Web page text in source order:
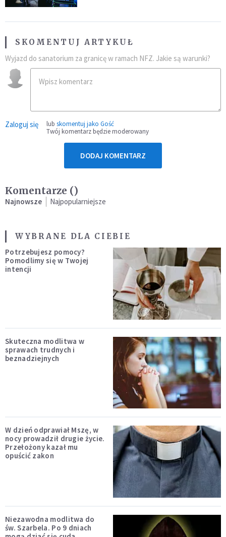
SKOMENTUJ ARTYKUŁ
Wyjazd do sanatorium za granicę w ramach NFZ. Jakie są warunki?
Zaloguj się lub skomentuj jako Gość
Twój komentarz będzie moderowany
DODAJ KOMENTARZ
Komentarze ()
Najnowsze Najpopularniejsze
WYBRANE DLA CIEBIE
Potrzebujesz pomocy?
Pomodlimy się w Twojej
intencji
Skuteczna modlitwa w
sprawach trudnych i
beznadziejnych
W dzień odprawiał Mszę, w
nocy prowadził drugie życie.
Przełożony kazał mu
opuścić zakon
Niezawodna modlitwa do
św. Szarbela. Po 9 dniach